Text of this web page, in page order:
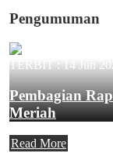
Pengumuman
TERBIT :14 Jun
Pembagian
Meriah
Read More